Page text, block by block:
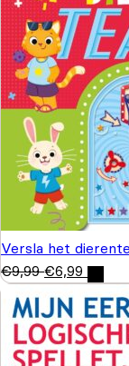
Versla het
€9,99 €6,99